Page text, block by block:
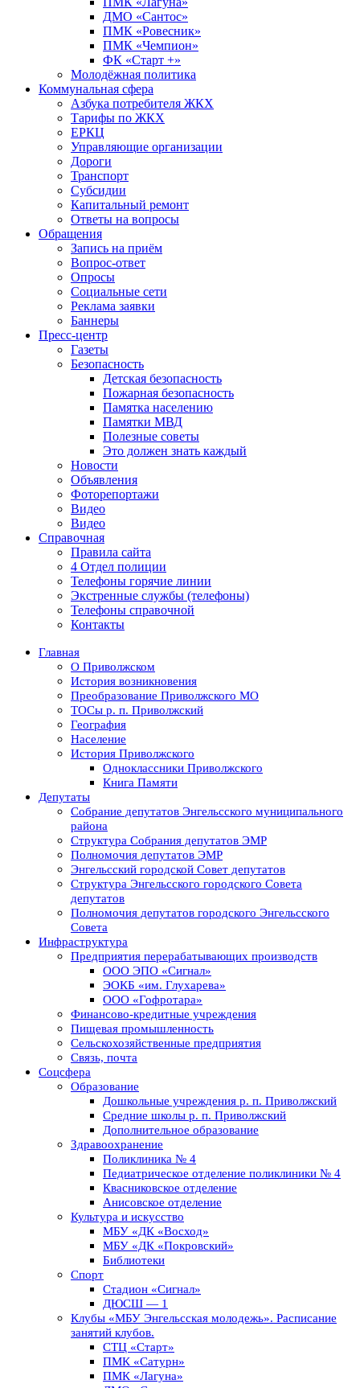
ДМО «Сантос»
ПМК «Ровесник»
ПМК «Чемпион»
ФК «Старт +»
Молодёжная политика
Коммунальная сфера
Азбука потребителя ЖКХ
Тарифы по ЖКХ
ЕРКЦ
Управляющие организации
Дороги
Транспорт
Субсидии
Капитальный ремонт
Ответы на вопросы
Обращения
Запись на приём
Вопрос-ответ
Опросы
Социальные сети
Реклама заявки
Баннеры
Пресс-центр
Газеты
Безопасность
Детская безопасность
Пожарная безопасность
Памятка населению
Памятки МВД
Полезные советы
Это должен знать каждый
Новости
Объявления
Фоторепортажи
Видео
Видео
Справочная
Правила сайта
4 Отдел полиции
Телефоны горячие линии
Экстренные службы (телефоны)
Телефоны справочной
Контакты
Главная
О Приволжском
История возникновения
Преобразование Приволжского МО
ТОСы р. п. Приволжский
География
Население
История Приволжского
Одноклассники Приволжского
Книга Памяти
Депутаты
Собрание депутатов Энгельсского муниципального
района
Структура Собрания депутатов ЭМР
Полномочия депутатов ЭМР
Энгельсский городской Совет депутатов
Структура Энгельсского городского Совета
депутатов
Полномочия депутатов городского Энгельсского
Совета
Инфраструктура
Предприятия перерабатывающих производств
ООО ЭПО «Сигнал»
ЭОКБ «им. Глухарева»
ООО «Гофротара»
Финансово-кредитные учреждения
Пищевая промышленность
Сельскохозяйственные предприятия
Связь, почта
Соцсфера
Образование
Дошкольные учреждения р. п. Приволжский
Средние школы р. п. Приволжский
Дополнительное образование
Здравоохранение
Поликлиника № 4
Педиатрическое отделение поликлиники № 4
Квасниковское отделение
Анисовское отделение
Культура и искусство
МБУ «ДК «Восход»
МБУ «ДК «Покровский»
Библиотеки
Спорт
Стадион «Сигнал»
ДЮСШ — 1
Клубы «МБУ Энгельсская молодежь». Расписание
занятий клубов.
СТЦ «Старт»
ПМК «Сатурн»
ПМК «Лагуна»